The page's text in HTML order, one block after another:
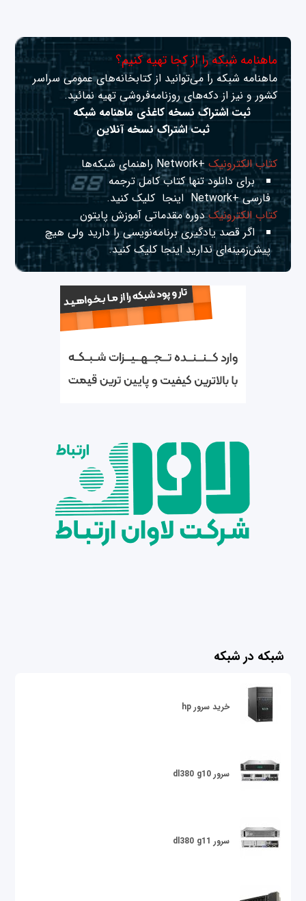
ماهنامه شبکه را از کجا تهیه کنیم؟
ماهنامه شبکه را می‌توانید از کتابخانه‌های عمومی سراسر
کشور و نیز از دکه‌های روزنامه‌فروشی تهیه نمائید.
ثبت اشتراک نسخه کاغذی ماهنامه شبکه
ثبت اشتراک نسخه آنلاین
کتاب الکترونیک+Network راهنمای شبکه‌ها
برای دانلود تنها کتاب کامل ترجمه
فارسی +Network
اینجا کلیک کنید.
کتاب الکترونیکدوره مقدماتی آموزش پایتون
اگر قصد یادگیری برنامه‌نویسی را دارید ولی هیچ
پیش‌زمینه‌ای نداریداینجا کلیک کنید.
شبکه در شبکه
خرید سرور hp
سرور dl380 g10
سرور dl380 g11